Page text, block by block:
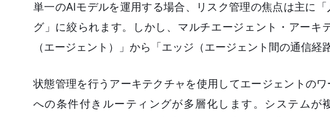
単一のAIモデルを運用する場合、リスク管理の焦点は主に
グ」に絞られます。しかし、マルチエージェント・アー
（エージェント）」から「エッジ（エージェント間の通信経
状態管理を行うアーキテクチャを使用してエージェントの
への条件付きルーティングが多層化します。システム